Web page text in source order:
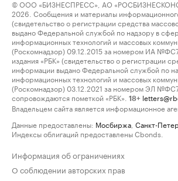
© ООО «БИЗНЕСПРЕСС», АО
2026. Сообщения и материалы
(свидетельство о регистрации средства
выдано Федеральной службой по надзору в
информационных технологий и массовых
(Роскомнадзор) 09.12.2015 за номером ИА
издания «РБК» (свидетельство о регистрации
информации выдано Федеральной службой по
информационных технологий и массовых
(Роскомнадзор) 03.12.2021 за номером ЭЛ
сопровождаются пометкой «РБК».
18+
Владельцем сайта является информационное
Данные предоставлены: Мосбиржа Санкт-
Индексы облигаций предоставлены Cbonds.
Информация об ограничениях
О соблюдении авторских прав